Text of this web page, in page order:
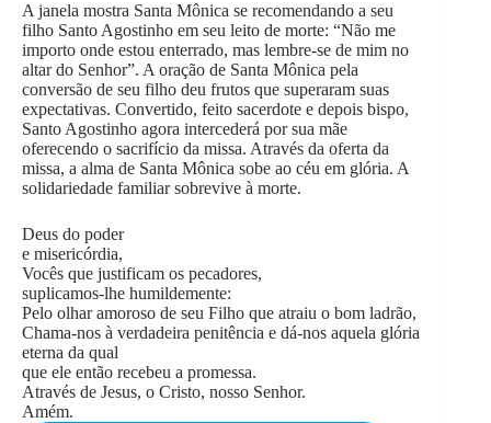
A janela mostra Santa Mônica se recomendando a seu
filho Santo Agostinho em seu leito de morte: “Não me
importo onde estou enterrado, mas lembre-se de mim no
altar do Senhor”. A oração de Santa Mônica pela
conversão de seu filho deu frutos que superaram suas
expectativas. Convertido, feito sacerdote e depois bispo,
Santo Agostinho agora intercederá por sua mãe
oferecendo o sacrifício da missa. Através da oferta da
missa, a alma de Santa Mônica sobe ao céu em glória. A
solidariedade familiar sobrevive à morte.
Deus do poder
e misericórdia,
Vocês que justificam os pecadores,
suplicamos-lhe humildemente:
Pelo olhar amoroso de seu Filho que atraiu o bom ladrão,
Chama-nos à verdadeira penitência e dá-nos aquela glória
eterna da qual
que ele então recebeu a promessa.
Através de Jesus, o Cristo, nosso Senhor.
Amém.